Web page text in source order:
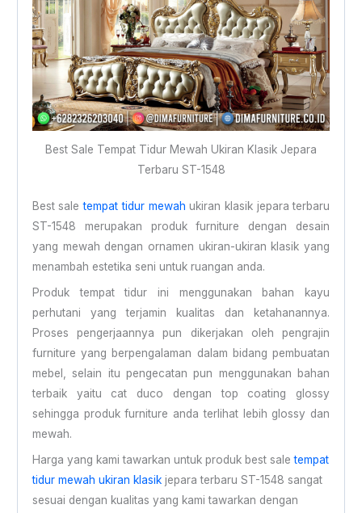
Best Sale Tempat Tidur Mewah Ukiran Klasik Jepara
Terbaru ST-1548
Best saletempat tidur mewah ukiran klasik jepara terbaru
ST-1548 merupakan produk furniture dengan desain
yang mewah dengan ornamen ukiran-ukiran klasik yang
menambah estetika seni untuk ruangan anda.
Produk tempat tidur ini menggunakan bahan kayu
perhutani yang terjamin kualitas dan ketahanannya.
Proses pengerjaannya pun dikerjakan oleh pengrajin
furniture yang berpengalaman dalam bidang pembuatan
mebel, selain itu pengecatan pun menggunakan bahan
terbaik yaitu cat duco dengan top coating glossy
sehingga produk furniture anda terlihat lebih glossy dan
mewah.
Harga yang kami tawarkan untuk produk best saletempat
tidur mewah ukiran klasikjepara terbaru ST-1548 sangat
sesuai dengan kualitas yang kami tawarkan dengan